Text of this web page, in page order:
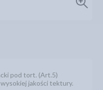
pod tort. (Art.5)
jakości tektury.